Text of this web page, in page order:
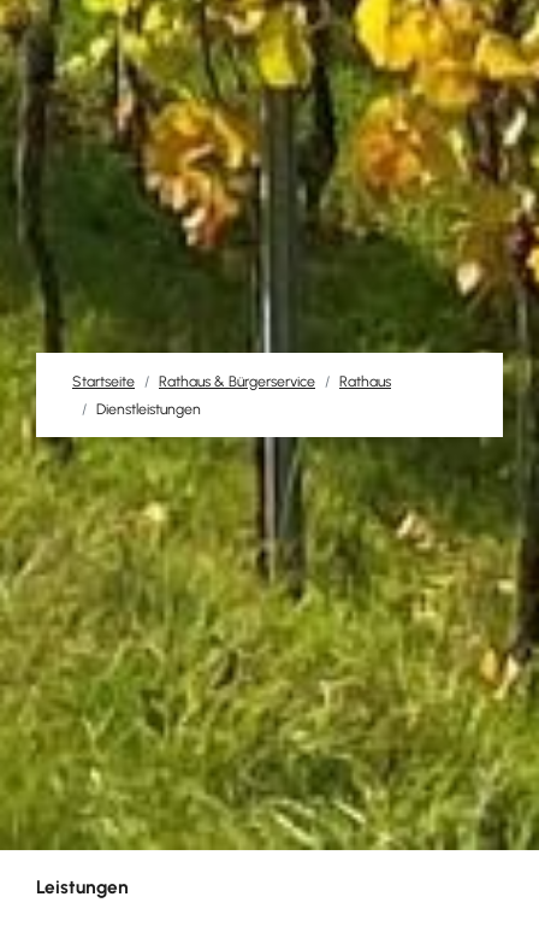
Startseite Rathaus & Bürgerservice
Rathaus
Dienstleistungen
Leistungen